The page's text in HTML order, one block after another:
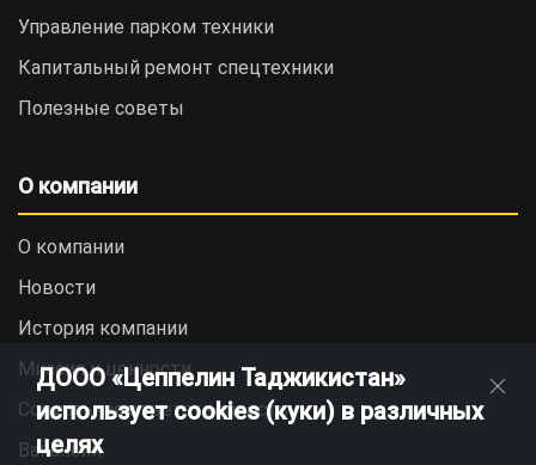
Управление парком техники
Капитальный ремонт спецтехники
Полезные советы
О компании
О компании
Новости
История компании
Миссия и ценности
Социальная ответственность
Вакансии
ДООО «Цеппелин Таджикистан»
использует cookies (куки) в различных
целях